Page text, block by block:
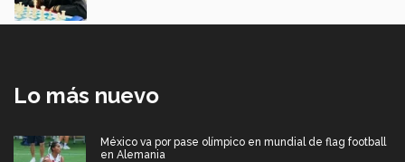
Lo más nuevo
México va por pase olímpico en mundial de flag football
en Alemania